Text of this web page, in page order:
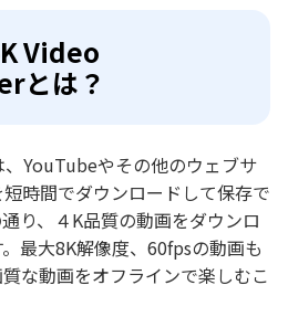
Video
とは？
YouTubeやその他のウェブサ
時間でダウンロードして保存で
り、４K品質の動画をダウンロ
最大8K解像度、60fpsの動画も
な動画をオフラインで楽しむこ